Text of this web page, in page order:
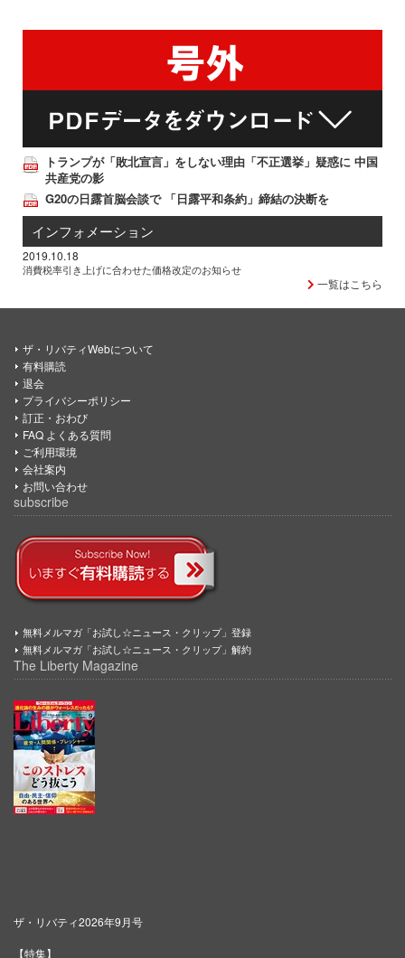
トランプが「敗北宣言」をしない理由「不正選挙」疑惑に 中国
共産党の影
G20の日露首脳会談で 「日露平和条約」締結の決断を
インフォメーション
2019.10.18
消費税率引き上げに合わせた価格改定のお知らせ
一覧はこちら
ザ・リバティWebについて
有料購読
退会
プライバシーポリシー
訂正・おわび
FAQ よくある質問
ご利用環境
会社案内
お問い合わせ
subscribe
無料メルマガ「お試し☆ニュース・クリップ」登録
無料メルマガ「お試し☆ニュース・クリップ」解約
The Liberty Magazine
ザ・リバティ2026年9月号
【特集】